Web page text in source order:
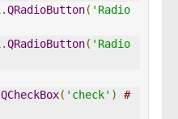
.QRadioButton( 'Radio
.QRadioButton( 'Radio
QCheckBox( 'check' )
#